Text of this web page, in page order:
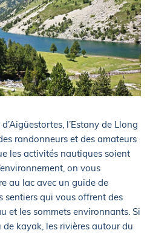
l’Estany de Llong
randonneurs et des amateurs
les activités nautiques soient
on vous
au lac avec un guide de
sentiers qui vous offrent des
et les sommets environnants. Si
kayak, les rivières autour du